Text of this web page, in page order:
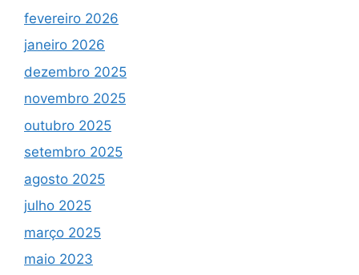
fevereiro 2026
janeiro 2026
dezembro 2025
novembro 2025
outubro 2025
setembro 2025
agosto 2025
julho 2025
março 2025
maio 2023